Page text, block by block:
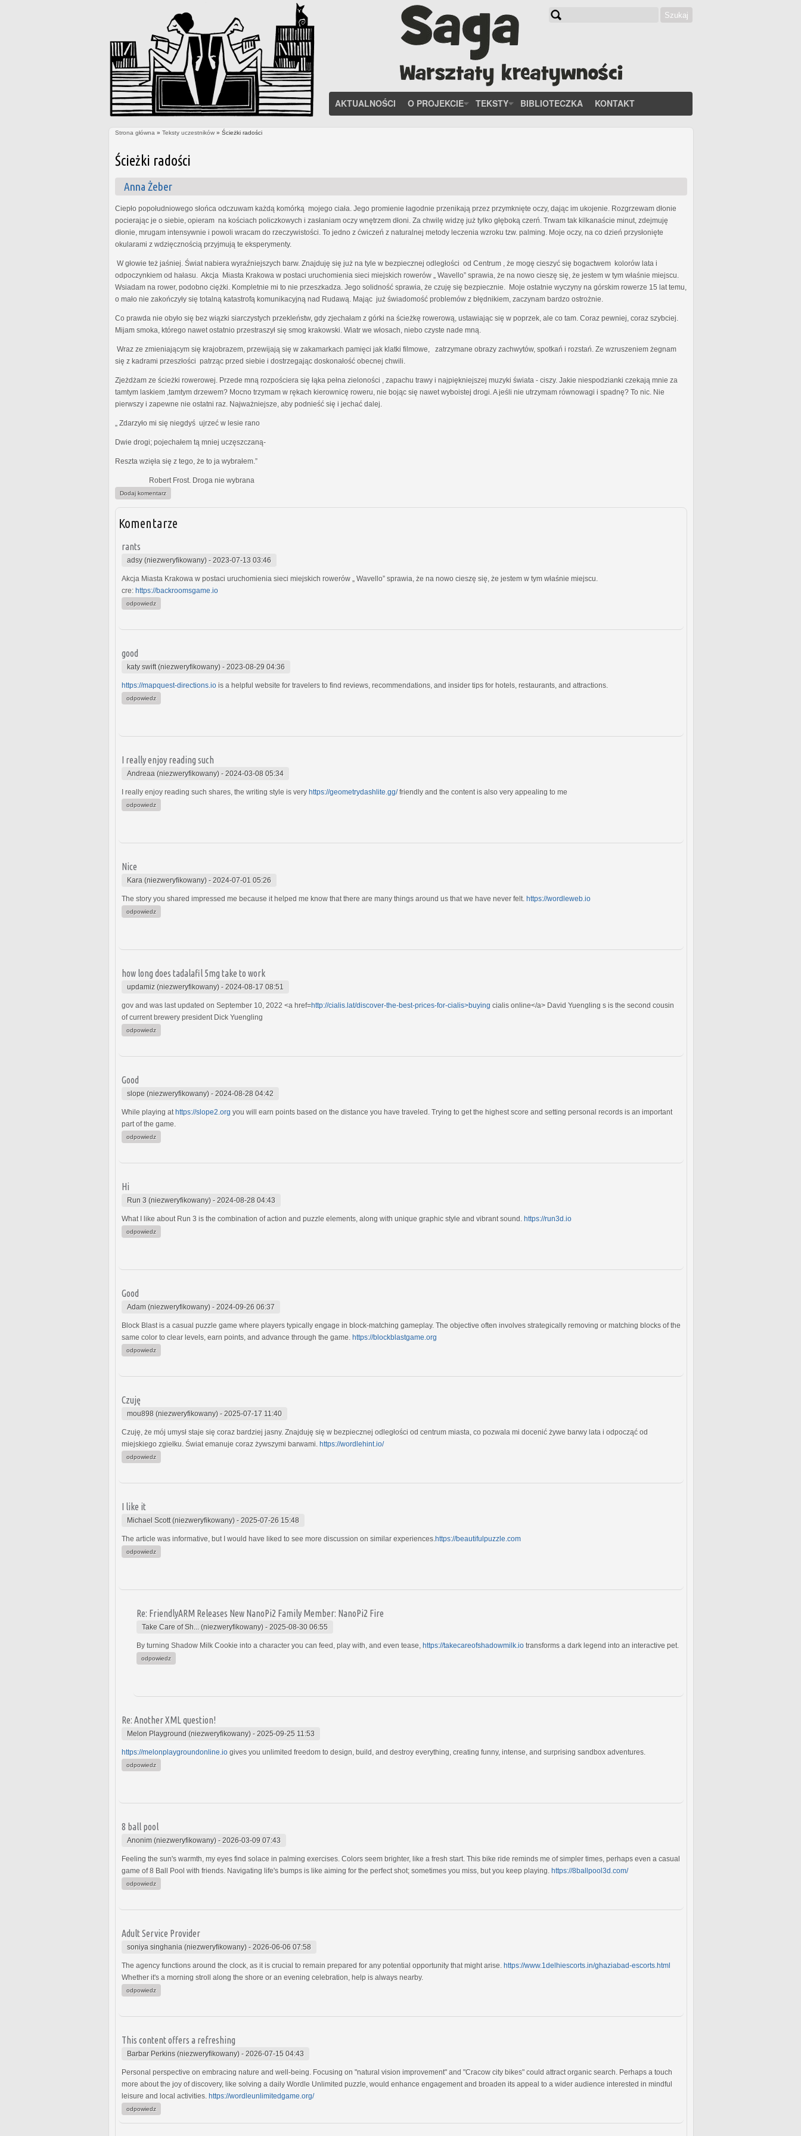
Szukaj
AKTUALNOŚCI O PROJEKCIE TEKSTY BIBLIOTECZKA KONTAKT
Strona główna » Teksty uczestników » Ścieżki radości
Ścieżki radości
Anna Żeber
Ciepło popołudniowego słońca odczuwam każdą komórką mojego ciała. Jego promienie łagodnie przenikają przez przymknięte oczy, dając im ukojenie. Rozgrzewam dłonie
pocierając je o siebie, opieram na kościach policzkowych i zasłaniam oczy wnętrzem dłoni. Za chwilę widzę już tylko głęboką czerń. Trwam tak kilkanaście minut, zdejmuję
dłonie, mrugam intensywnie i powoli wracam do rzeczywistości. To jedno z ćwiczeń z naturalnej metody leczenia wzroku tzw. palming. Moje oczy, na co dzień przysłonięte
okularami z wdzięcznością przyjmują te eksperymenty.
W głowie też jaśniej. Świat nabiera wyraźniejszych barw. Znajduję się już na tyle w bezpiecznej odległości od Centrum , że mogę cieszyć się bogactwem kolorów lata i
odpoczynkiem od hałasu. Akcja Miasta Krakowa w postaci uruchomienia sieci miejskich rowerów „ Wavello” sprawia, że na nowo cieszę się, że jestem w tym właśnie miejscu.
Wsiadam na rower, podobno ciężki. Kompletnie mi to nie przeszkadza. Jego solidność sprawia, że czuję się bezpiecznie. Moje ostatnie wyczyny na górskim rowerze 15 lat temu,
o mało nie zakończyły się totalną katastrofą komunikacyjną nad Rudawą. Mając już świadomość problemów z błędnikiem, zaczynam bardzo ostrożnie.
Co prawda nie obyło się bez wiązki siarczystych przekleństw, gdy zjechałam z górki na ścieżkę rowerową, ustawiając się w poprzek, ale co tam. Coraz pewniej, coraz szybciej.
Mijam smoka, którego nawet ostatnio przestraszył się smog krakowski. Wiatr we włosach, niebo czyste nade mną.
Wraz ze zmieniającym się krajobrazem, przewijają się w zakamarkach pamięci jak klatki filmowe, zatrzymane obrazy zachwytów, spotkań i rozstań. Ze wzruszeniem żegnam
się z kadrami przeszłości patrząc przed siebie i dostrzegając doskonałość obecnej chwili.
Zjeżdżam ze ścieżki rowerowej. Przede mną rozpościera się łąka pełna zieloności , zapachu trawy i najpiękniejszej muzyki świata - ciszy. Jakie niespodzianki czekają mnie za
tamtym laskiem ,tamtym drzewem? Mocno trzymam w rękach kierownicę roweru, nie bojąc się nawet wyboistej drogi. A jeśli nie utrzymam równowagi i spadnę? To nic. Nie
pierwszy i zapewne nie ostatni raz. Najważniejsze, aby podnieść się i jechać dalej.
„ Zdarzyło mi się niegdyś ujrzeć w lesie rano
Dwie drogi; pojechałem tą mniej uczęszczaną-
Reszta wzięła się z tego, że to ja wybrałem.”
Robert Frost. Droga nie wybrana
Dodaj komentarz
Komentarze
rants
adsy (niezweryfikowany) - 2023-07-13 03:46
Akcja Miasta Krakowa w postaci uruchomienia sieci miejskich rowerów „ Wavello” sprawia, że na nowo cieszę się, że jestem w tym właśnie miejscu.
cre: https://backroomsgame.io
odpowiedz
good
katy swift (niezweryfikowany) - 2023-08-29 04:36
https://mapquest-directions.io is a helpful website for travelers to find reviews, recommendations, and insider tips for hotels, restaurants, and attractions.
odpowiedz
I really enjoy reading such
Andreaa (niezweryfikowany) - 2024-03-08 05:34
I really enjoy reading such shares, the writing style is very https://geometrydashlite.gg/friendly and the content is also very appealing to me
odpowiedz
Nice
Kara (niezweryfikowany) - 2024-07-01 05:26
The story you shared impressed me because it helped me know that there are many things around us that we have never felt. https://wordleweb.io
odpowiedz
how long does tadalafil 5mg take to work
updamiz (niezweryfikowany) - 2024-08-17 08:51
gov and was last updated on September 10, 2022 <a href=http://cialis.lat/discover-the-best-prices-for-cialis>buying cialis online</a> David Yuengling s is the second cousin
of current brewery president Dick Yuengling
odpowiedz
Good
slope (niezweryfikowany) - 2024-08-28 04:42
While playing at https://slope2.org you will earn points based on the distance you have traveled. Trying to get the highest score and setting personal records is an important
part of the game.
odpowiedz
Hi
Run 3 (niezweryfikowany) - 2024-08-28 04:43
What I like about Run 3 is the combination of action and puzzle elements, along with unique graphic style and vibrant sound. https://run3d.io
odpowiedz
Good
Adam (niezweryfikowany) - 2024-09-26 06:37
Block Blast is a casual puzzle game where players typically engage in block-matching gameplay. The objective often involves strategically removing or matching blocks of the
same color to clear levels, earn points, and advance through the game. https://blockblastgame.org
odpowiedz
Czuję
mou898 (niezweryfikowany) - 2025-07-17 11:40
Czuję, że mój umysł staje się coraz bardziej jasny. Znajduję się w bezpiecznej odległości od centrum miasta, co pozwala mi docenić żywe barwy lata i odpocząć od
miejskiego zgiełku. Świat emanuje coraz żywszymi barwami. https://wordlehint.io/
odpowiedz
I like it
Michael Scott (niezweryfikowany) - 2025-07-26 15:48
The article was informative, but I would have liked to see more discussion on similar experiences. https://beautifulpuzzle.com
odpowiedz
Re: FriendlyARM Releases New NanoPi2 Family Member: NanoPi2 Fire
Take Care of Sh... (niezweryfikowany) - 2025-08-30 06:55
By turning Shadow Milk Cookie into a character you can feed, play with, and even tease, https://takecareofshadowmilk.io transforms a dark legend into an interactive pet.
odpowiedz
Re: Another XML question!
Melon Playground (niezweryfikowany) - 2025-09-25 11:53
https://melonplaygroundonline.io gives you unlimited freedom to design, build, and destroy everything, creating funny, intense, and surprising sandbox adventures.
odpowiedz
8 ball pool
Anonim (niezweryfikowany) - 2026-03-09 07:43
Feeling the sun's warmth, my eyes find solace in palming exercises. Colors seem brighter, like a fresh start. This bike ride reminds me of simpler times, perhaps even a casual
game of 8 Ball Pool with friends. Navigating life's bumps is like aiming for the perfect shot; sometimes you miss, but you keep playing. https://8ballpool3d.com/
odpowiedz
Adult Service Provider
soniya singhania (niezweryfikowany) - 2026-06-06 07:58
The agency functions around the clock, as it is crucial to remain prepared for any potential opportunity that might arise. https://www.1delhiescorts.in/ghaziabad-escorts.html
Whether it's a morning stroll along the shore or an evening celebration, help is always nearby.
odpowiedz
This content offers a refreshing
Barbar Perkins (niezweryfikowany) - 2026-07-15 04:43
Personal perspective on embracing nature and well-being. Focusing on "natural vision improvement" and "Cracow city bikes" could attract organic search. Perhaps a touch
more about the joy of discovery, like solving a daily Wordle Unlimited puzzle, would enhance engagement and broaden its appeal to a wider audience interested in mindful
leisure and local activities. https://wordleunlimitedgame.org/
odpowiedz